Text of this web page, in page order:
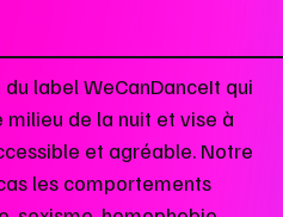
label WeCanDanceIt qui
milieu de la nuit et vise à
et agréable. Notre
les comportements